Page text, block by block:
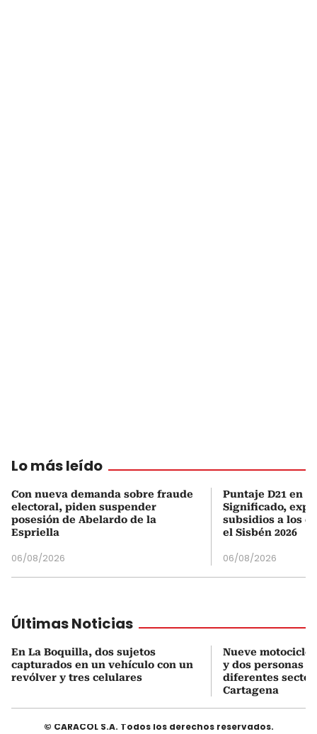
Lo más leído
Con nueva demanda sobre fraude
electoral, piden suspender
posesión de Abelardo de la
Espriella
06/08/2026
Puntaje D21 en
Significado,
subsidios a los
el Sisbén 2026
06/08/2026
Últimas Noticias
En La Boquilla, dos sujetos
capturados en un vehículo con un
revólver y tres celulares
Nueve
y dos personas
diferentes
Cartagena
© CARACOL S.A. Todos los derechos reservados.